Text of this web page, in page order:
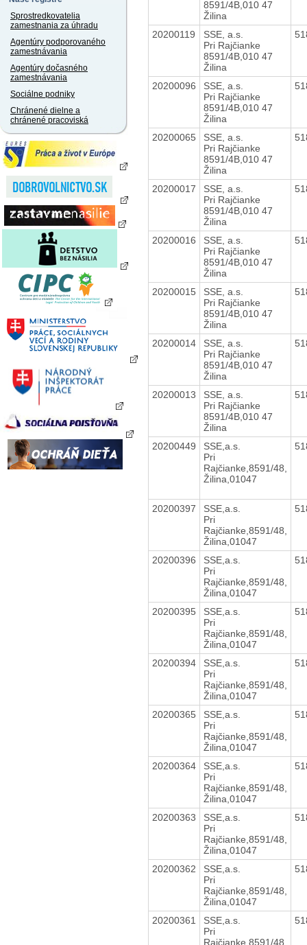
Sprostredkovatelia
zamestnania za úhradu
Agentúry podporovaného
zamestnávania
Agentúry dočasného
zamestnávania
Sociálne podniky
Chránené dielne a
chránené pracoviská
8591/4B,010 47
Žilina
20200119
SSE, a.s.
Pri Rajčianke
8591/4B,010 47
Žilina
20200096
SSE, a.s.
Pri Rajčianke
8591/4B,010 47
Žilina
20200065
SSE, a.s.
Pri Rajčianke
8591/4B,010 47
Žilina
20200017
SSE, a.s.
Pri Rajčianke
8591/4B,010 47
Žilina
20200016
SSE, a.s.
Pri Rajčianke
8591/4B,010 47
Žilina
20200015
SSE, a.s.
Pri Rajčianke
8591/4B,010 47
Žilina
20200014
SSE, a.s.
Pri Rajčianke
8591/4B,010 47
Žilina
20200013
SSE, a.s.
Pri Rajčianke
8591/4B,010 47
Žilina
20200449
SSE,a.s.
Pri
Rajčianke,8591/48,
Žilina,01047
20200397
SSE,a.s.
Pri
Rajčianke,8591/48,
Žilina,01047
20200396
SSE,a.s.
Pri
Rajčianke,8591/48,
Žilina,01047
20200395
SSE,a.s.
Pri
Rajčianke,8591/48,
Žilina,01047
20200394
SSE,a.s.
Pri
Rajčianke,8591/48,
Žilina,01047
20200365
SSE,a.s.
Pri
Rajčianke,8591/48,
Žilina,01047
20200364
SSE,a.s.
Pri
Rajčianke,8591/48,
Žilina,01047
20200363
SSE,a.s.
Pri
Rajčianke,8591/48,
Žilina,01047
20200362
SSE,a.s.
Pri
Rajčianke,8591/48,
Žilina,01047
20200361
SSE,a.s.
Pri
Rajčianke,8591/48,